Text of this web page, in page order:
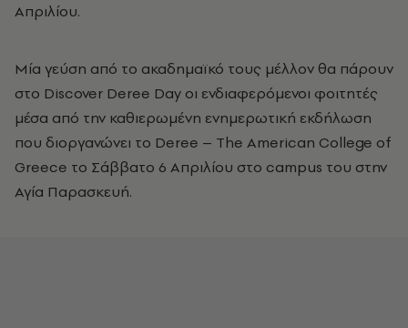
Απριλίου.
Μία γεύση από το ακαδημαϊκό τους μέλλον θα πάρουν
στο Discover Deree Day οι ενδιαφερόμενοι φοιτητές
μέσα από την καθιερωμένη ενημερωτική εκδήλωση
που διοργανώνει το Deree – The American College of
Greece το Σάββατο 6 Απριλίου στο campus του στην
Αγία Παρασκευή.